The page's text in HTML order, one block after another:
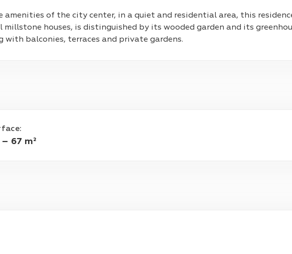
of the city center, in a quiet and residential area, this
houses, is distinguished by its wooded garden and its
balconies, terraces and private gardens.
:
67 m²